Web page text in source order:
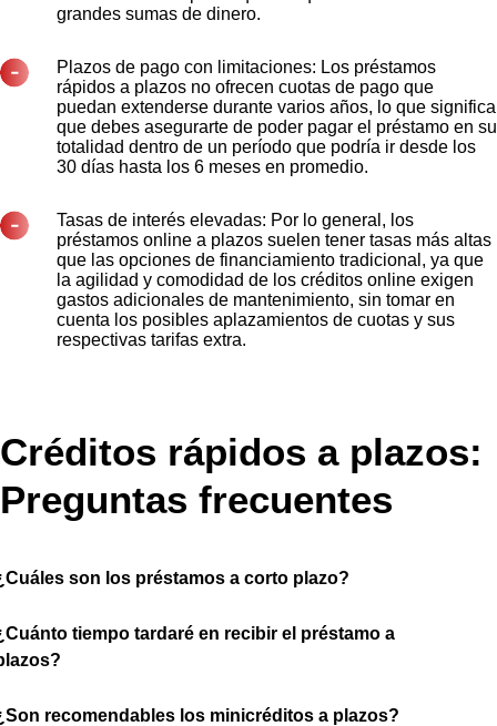
grandes sumas de dinero.
Plazos de pago con limitaciones: Los préstamos
rápidos a plazos no ofrecen cuotas de pago que
puedan extenderse durante varios años, lo que significa
que debes asegurarte de poder pagar el préstamo en su
totalidad dentro de un período que podría ir desde los
30 días hasta los 6 meses en promedio.
Tasas de interés elevadas: Por lo general, los
préstamos online a plazos suelen tener tasas más altas
que las opciones de financiamiento tradicional, ya que
la agilidad y comodidad de los créditos online exigen
gastos adicionales de mantenimiento, sin tomar en
cuenta los posibles aplazamientos de cuotas y sus
respectivas tarifas extra.
Créditos rápidos a plazos:
Preguntas frecuentes
son los préstamos a corto plazo?
tiempo tardaré en recibir el préstamo a
recomendables los minicréditos a plazos?